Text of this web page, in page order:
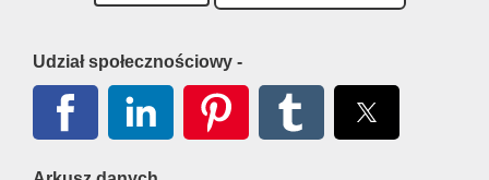
Udział społecznościowy -